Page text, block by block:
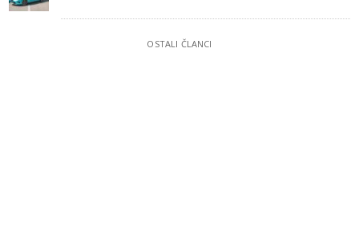
OSTALI ČLANCI